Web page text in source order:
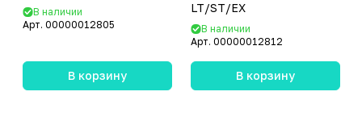
В наличии
Арт. 00000012805
В корзину
LT/ST/EX
В наличии
Арт. 00000012812
В корзину